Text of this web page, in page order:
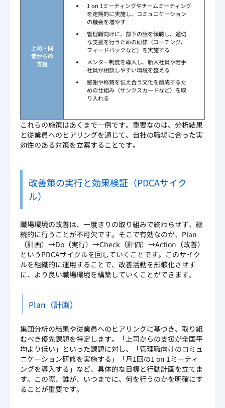
上司・同
僚からの
支援
1 on 1ミーティングやチームミーティング
を定期的に実施し、コミュニケーション
の機会を増やす
管理職向けに、部下の話を傾聴し、適切
な支援を行うための研修（コーチング、
フィードバックなど）を実施する
メンター制度を導入し、新入社員や若手
社員が相談しやすい環境を整える
感謝や称賛を伝え合う文化を醸成するた
めの仕組み（サンクスカードなど）を取
り入れる
これらの施策はあくまで一例です。重要なのは、分析結果
と従業員へのヒアリングを通じて、自社の職場に合った実
効性のある対策を立案することです。
改善策の実行と効果検証（PDCAサイク
ル）
職場環境の改善は、一度きりの取り組みで終わらせず、継
続的に行うことが不可欠です。そこで有効なのが、Plan
（計画）→Do（実行）→Check（評価）→Action（改善）
というPDCAサイクルを回していくことです。このサイク
ルを組織的に運用することで、改善活動を形骸化させず
に、より良い職場環境を構築していくことができます。
Plan（計画）
集団分析の結果や従業員へのヒアリングに基づき、取り組
むべき優先課題を特定します。「上司からの支援が全国平
均より低い」といった課題に対し、「管理職向けのコミュ
ニケーション研修を実施する」「月1回の1 on 1ミーティ
ングを導入する」など、具体的な目標と行動計画を立てま
す。この際、誰が、いつまでに、何を行うのかを明確にす
ることが重要です。